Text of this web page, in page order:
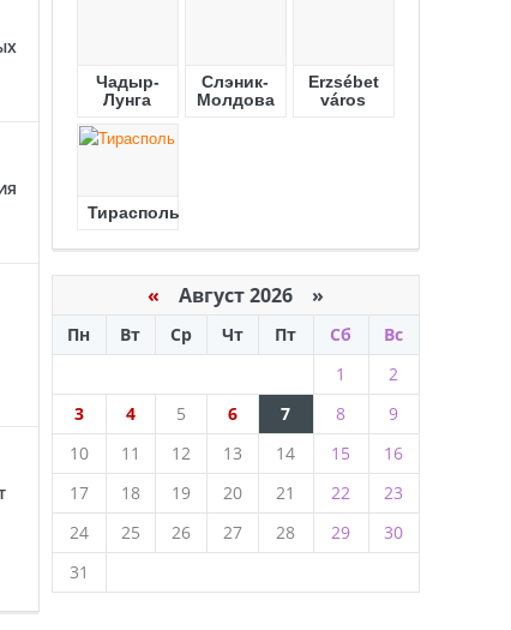
Чадыр-
Лунга
Слэник-
Молдова
Erzsébet
város
Тирасполь
« Август 2026 »
Пн Вт Ср Чт Пт Сб
Вс
1
2
3
4 5 6 7 8
9
10
11 12 13 14 15
16
17
18 19 20 21 22
23
24
25 26 27 28 29
30
31